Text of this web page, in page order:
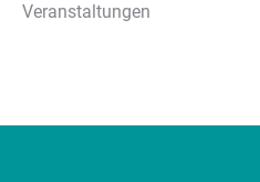
Veranstaltungen